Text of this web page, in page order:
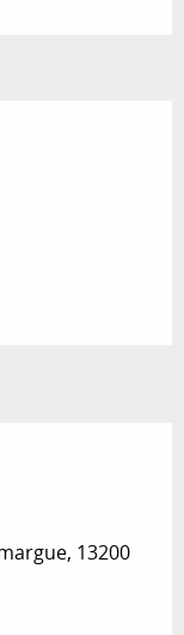
13200